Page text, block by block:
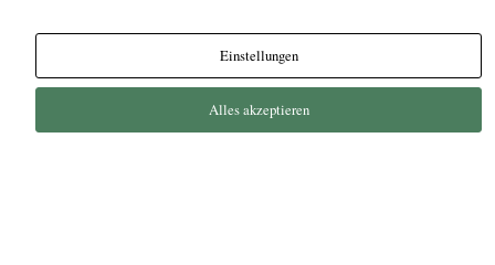
Einstellungen
Alles akzeptieren